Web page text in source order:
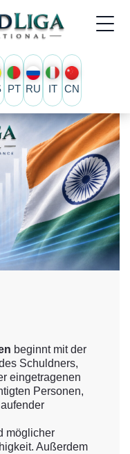
PT RU IT CN
beginnt mit der
Schuldners,
eingetragenen
Personen,
möglicher
Außerdem